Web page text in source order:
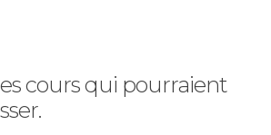
cours qui pourraient